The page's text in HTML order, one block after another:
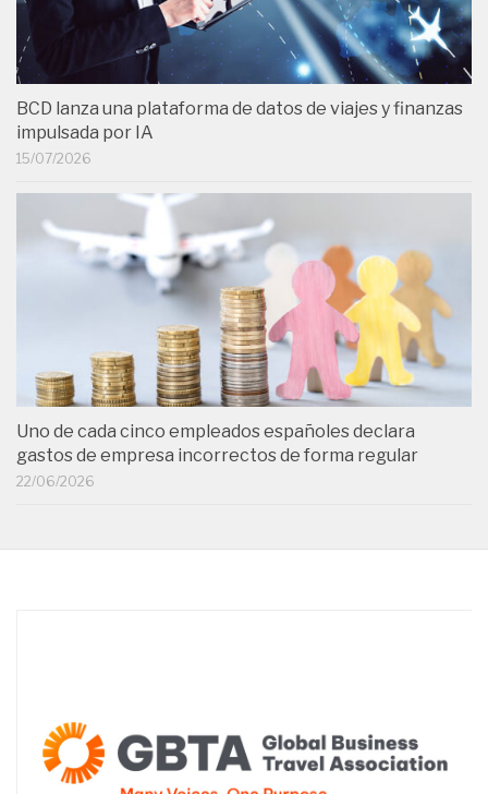
BCD lanza una plataforma de datos de viajes y finanzas
impulsada por IA
15/07/2026
Uno de cada cinco empleados españoles declara
gastos de empresa incorrectos de forma regular
22/06/2026